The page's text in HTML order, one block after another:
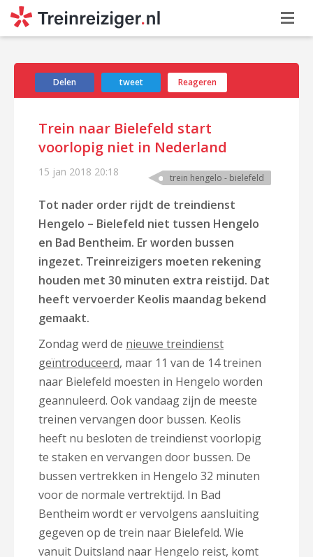
Delen tweet Reageren
Trein naar Bielefeld start
voorlopig niet in Nederland
15 jan 2018 20:18 trein hengelo - bielefeld
Tot nader order rijdt de treindienst
Hengelo – Bielefeld niet tussen Hengelo
en Bad Bentheim. Er worden bussen
ingezet. Treinreizigers moeten rekening
houden met 30 minuten extra reistijd. Dat
heeft vervoerder Keolis maandag bekend
gemaakt.
Zondag werd de nieuwe treindienst
geïntroduceerd, maar 11 van de 14 treinen
naar Bielefeld moesten in Hengelo worden
geannuleerd. Ook vandaag zijn de meeste
treinen vervangen door bussen. Keolis
heeft nu besloten de treindienst voorlopig
te staken en vervangen door bussen. De
bussen vertrekken in Hengelo 32 minuten
voor de normale vertrektijd. In Bad
Bentheim wordt er vervolgens aansluiting
gegeven op de trein naar Bielefeld. Wie
vanuit Duitsland naar Hengelo reist, komt